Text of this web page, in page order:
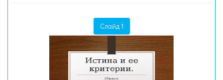
Слайд 1